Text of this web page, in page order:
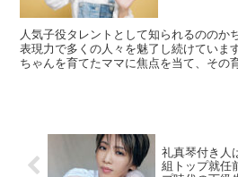
人気子役タレントとして知られるののか
表現力で多くの人々を魅了し続けていま
ちゃんを育てたママに焦点を当て、その
礼真琴付き人
組トップ就任